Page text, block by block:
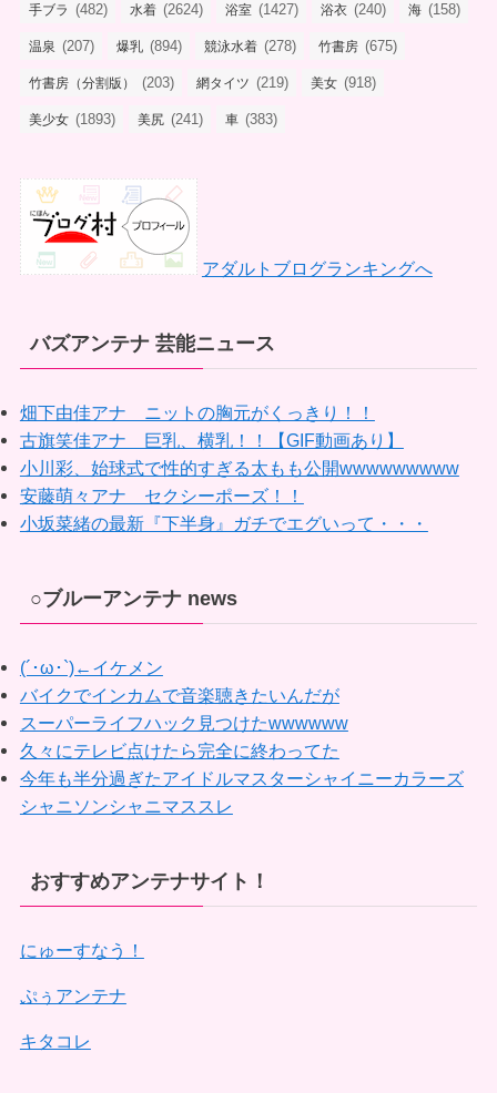
手ブラ (482) 水着 (2624) 浴室 (1427) 浴衣 (240) 海 (158)
温泉 (207) 爆乳 (894) 競泳水着 (278) 竹書房 (675)
竹書房（分割版） (203) 網タイツ (219) 美女 (918)
美少女 (1893) 美尻 (241) 車 (383)
アダルトブログランキングへ
バズアンテナ 芸能ニュース
畑下由佳アナ ニットの胸元がくっきり！！
古旗笑佳アナ 巨乳、横乳！！【GIF動画あり】
小川彩、始球式で性的すぎる太もも公開wwwwwwwww
安藤萌々アナ セクシーポーズ！！
小坂菜緒の最新『下半身』ガチでエグいって・・・
○ブルーアンテナ news
(´･ω･`)←イケメン
バイクでインカムで音楽聴きたいんだが
スーパーライフハック見つけたwwwwww
久々にテレビ点けたら完全に終わってた
今年も半分過ぎたアイドルマスターシャイニーカラーズ
シャニソンシャニマススレ
おすすめアンテナサイト！
にゅーすなう！
ぷぅアンテナ
キタコレ